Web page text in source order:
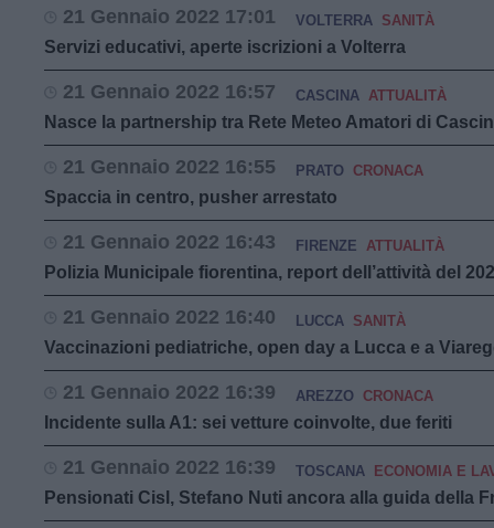
21 Gennaio 2022 17:01 VOLTERRA SANITÀ
Servizi educativi, aperte iscrizioni a Volterra
21 Gennaio 2022 16:57 CASCINA ATTUALITÀ
Nasce la partnership tra Rete Meteo Amatori di
21 Gennaio 2022 16:55 PRATO CRONACA
Spaccia in centro, pusher arrestato
21 Gennaio 2022 16:43 FIRENZE ATTUALITÀ
Polizia Municipale fiorentina, report dell’attività del
21 Gennaio 2022 16:40 LUCCA SANITÀ
Vaccinazioni pediatriche, open day a Lucca e a
21 Gennaio 2022 16:39 AREZZO CRONACA
Incidente sulla A1: sei vetture coinvolte, due feriti
21 Gennaio 2022 16:39 TOSCANA ECONOMIA E
Pensionati Cisl, Stefano Nuti ancora alla guida della